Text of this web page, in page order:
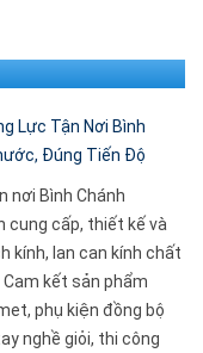
Lực Tận Nơi Bình
Đúng Tiến Độ
nơi Bình Chánh
cung cấp, thiết kế và
kính, lan can kính chất
kết sản phẩm
phụ kiện đồng bộ
nghề giỏi, thi công